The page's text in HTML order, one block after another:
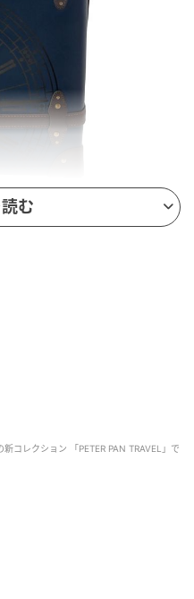
なども付いて機能性も
む
新コレクション 「PETER PAN TRAVEL」で